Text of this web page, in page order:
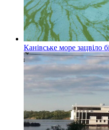
Канівське море зацвіло